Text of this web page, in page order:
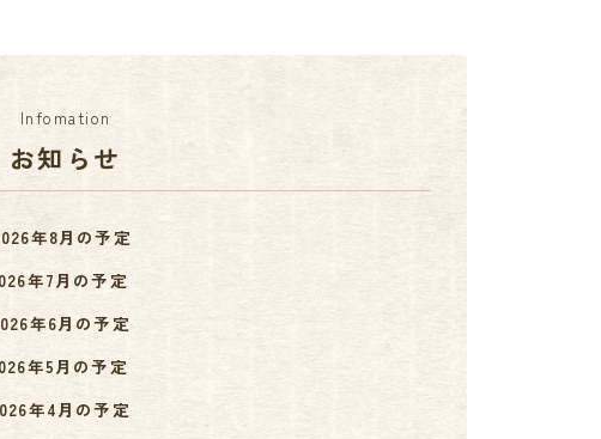
Infomation
お知らせ
年8月の予定
年7月の予定
年6月の予定
年5月の予定
年4月の予定